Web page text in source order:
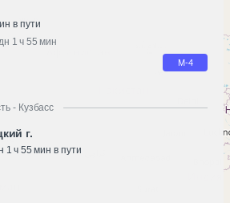
в пути
1 ч 55 мин
М-4
- Кузбасс
г.
1 ч 55 мин в пути